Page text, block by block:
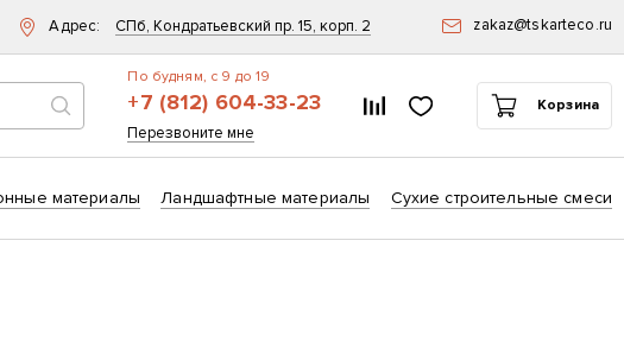
Адрес: СПб, Кондратьевский пр. 15, корп. 2 zakaz@tskarteco.ru
Поиск
По будням, с 9 до 19
+7 (812) 604-33-23
Перезвоните мне
Список сравнения
Избранное Корзина
материалы Ландшафтные материалы Сухие строительные смеси